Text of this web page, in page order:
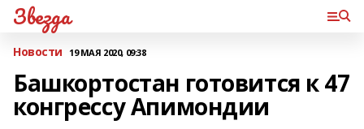
Звезда
Новости 19 МАЯ 2020, 09:38
Башкортостан готовится к 47
конгрессу Апимондии